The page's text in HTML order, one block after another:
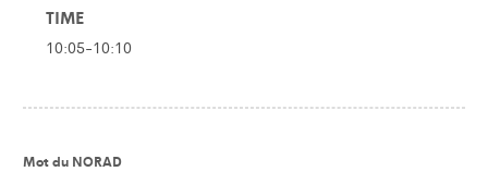
TIME
10:05-10:10
Mot du NORAD